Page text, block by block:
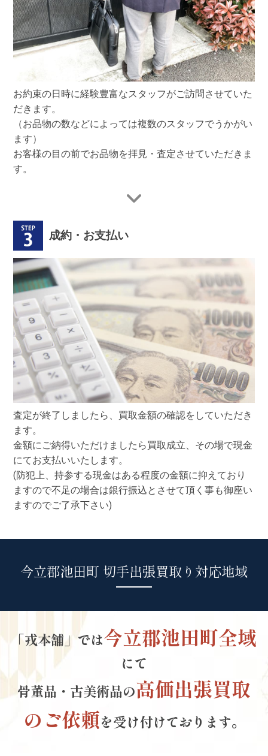
お約束の日時に経験豊富なスタッフがご訪問させていた
だきます。
（お品物の数などによっては複数のスタッフでうかがい
ます）
お客様の目の前でお品物を拝見・査定させていただきま
す。
成約・お支払い
査定が終了しましたら、買取金額の確認をしていただき
ます。
金額にご納得いただけましたら買取成立、その場で現金
にてお支払いいたします。
(防犯上、持参する現金はある程度の金額に抑えており
ますので不足の場合は銀行振込とさせて頂く事も御座い
ますのでご了承下さい)
今立郡池田町 切手出張買取り対応地域
「戎本舗」では今立郡池田町全域
にて
骨董品・古美術品の高価出張買取
のご依頼を受け付けております。